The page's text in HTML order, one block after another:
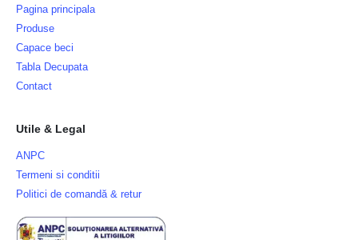
Pagina principala
Produse
Capace beci
Tabla Decupata
Contact
Utile & Legal
ANPC
Termeni si conditii
Politici de comandă & retur